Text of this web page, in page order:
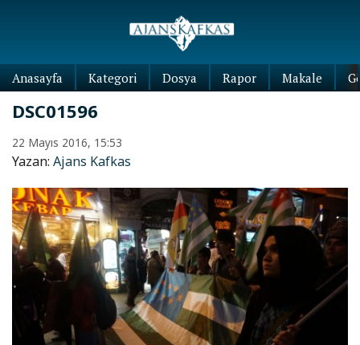
Anasayfa Kategori Dosya Rapor Makale
DSC01596
22 Mayıs 2016, 15:53
Yazan: Ajans Kafkas